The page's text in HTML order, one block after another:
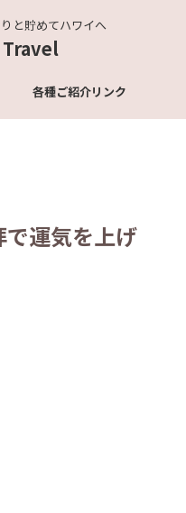
と貯めてハワイへ
各種ご紹介リンク
運気を上げ